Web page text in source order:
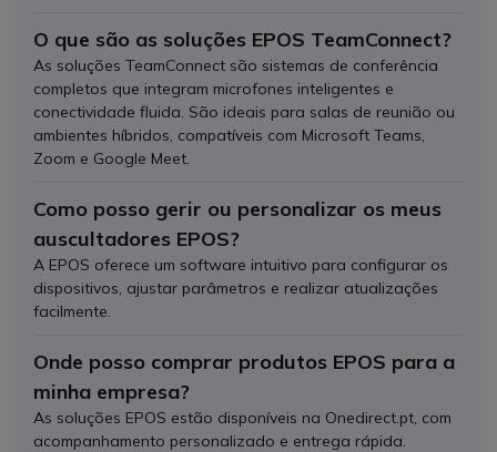
O que são as soluções EPOS TeamConnect?
As soluções TeamConnect são sistemas de conferência
completos que integram microfones inteligentes e
conectividade fluida. São ideais para salas de reunião ou
ambientes híbridos, compatíveis com Microsoft Teams,
Zoom e Google Meet.
Como posso gerir ou personalizar os meus
auscultadores EPOS?
A EPOS oferece um software intuitivo para configurar os
dispositivos, ajustar parâmetros e realizar atualizações
facilmente.
Onde posso comprar produtos EPOS para a
minha empresa?
As soluções EPOS estão disponíveis na Onedirect.pt, com
acompanhamento personalizado e entrega rápida.